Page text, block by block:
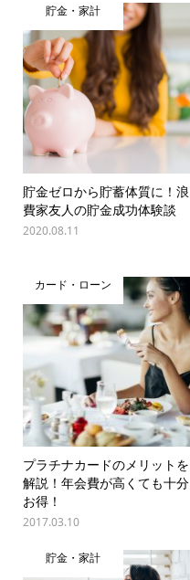
貯金・家計
貯金ゼロから貯蓄体質に！浪
費家友人の貯金成功体験談
2020.08.11
カード・ローン
プラチナカードのメリットを
解説！年会費が高くても十分
お得！
2017.03.10
貯金・家計